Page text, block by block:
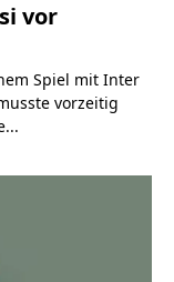
vor
Spiel mit Inter
vorzeitig